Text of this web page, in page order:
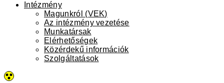
Intézmény
Magunkról (VEK)
Az intézmény vezetése
Munkatársak
Elérhetőségek
Közérdekű információk
Szolgáltatások